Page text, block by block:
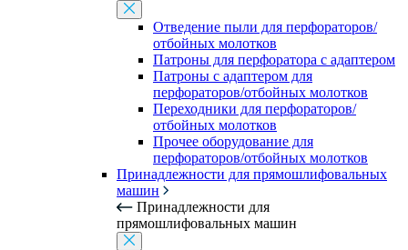
Отведение пыли для перфораторов/
отбойных молотков
Патроны для перфоратора с адаптером
Патроны с адаптером для
перфораторов/отбойных молотков
Переходники для перфораторов/
отбойных молотков
Прочее оборудование для
перфораторов/отбойных молотков
Принадлежности для прямошлифовальных
машин
Принадлежности для
прямошлифовальных машин